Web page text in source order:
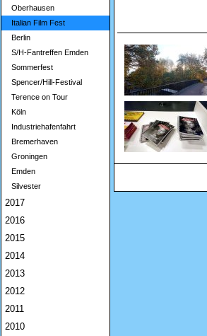
Oberhausen
Italian Film Fest
Berlin
S/H-Fantreffen Emden
Sommerfest
Spencer/Hill-Festival
Terence on Tour
Köln
Industriehafenfahrt
Bremerhaven
Groningen
Emden
Silvester
2017
2016
2015
2014
2013
2012
2011
2010